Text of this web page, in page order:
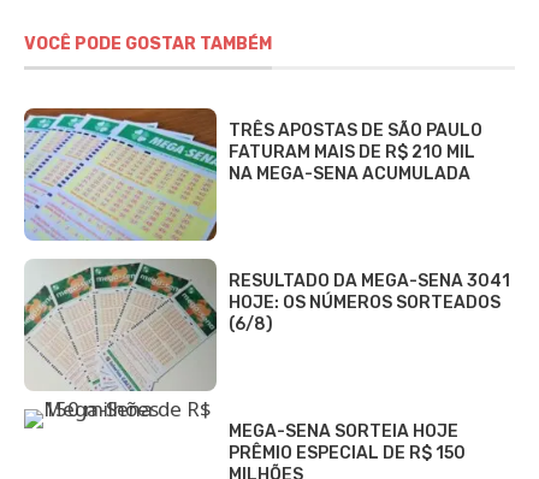
VOCÊ PODE GOSTAR TAMBÉM
TRÊS APOSTAS DE SÃO PAULO
FATURAM MAIS DE R$ 210 MIL
NA MEGA-SENA ACUMULADA
RESULTADO DA MEGA-SENA 3041
HOJE: OS NÚMEROS SORTEADOS
(6/8)
MEGA-SENA SORTEIA HOJE
PRÊMIO ESPECIAL DE R$ 150
MILHÕES